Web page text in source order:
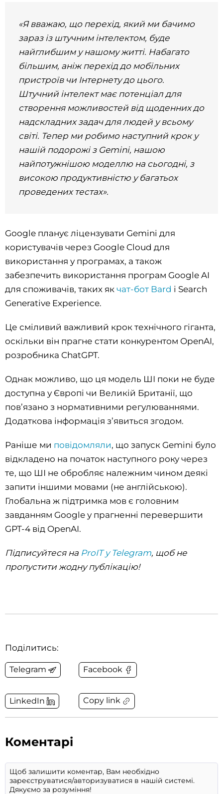
«Я вважаю, що перехід, який ми бачимо
зараз із штучним інтелектом, буде
найглибшим у нашому житті. Набагато
більшим, аніж перехід до мобільних
пристроїв чи Інтернету до цього.
Штучний інтелект має потенціал для
створення можливостей від щоденних до
надскладних задач для людей у ​​всьому
світі. Тепер ми робимо наступний крок у
нашій подорожі з Gemini, нашою
найпотужнішою моделлю на сьогодні, з
високою продуктивністю у багатьох
проведених тестах».
Google планує ліцензувати Gemini для
користувачів через Google Cloud для
використання у програмах, а також
забезпечить використання програм Google AI
для споживачів, таких як чат-бот Bard і Search
Generative Experience.
Це сміливий важливий крок технічного гіганта,
оскільки він прагне стати конкурентом OpenAI,
розробника ChatGPT.
Однак можливо, що ця модель ШІ поки не буде
доступна у Європі чи Великій Британії, що
пов’язано з нормативними регулюваннями.
Додаткова інформація з’явиться згодом.
Раніше ми повідомляли, що запуск Gemini було
відкладено на початок наступного року через
те, що ШІ не обробляє належним чином деякі
запити іншими мовами (не англійською).
Глобальна ж підтримка мов є головним
завданням Google у прагненні перевершити
GPT-4 від OpenAI.
Підписуйтеся на ProIT у Telegram, щоб не
пропустити жодну публікацію!‌‌‌‌
Поділитись:
Telegram Facebook
LinkedIn Copy link
Коментарі